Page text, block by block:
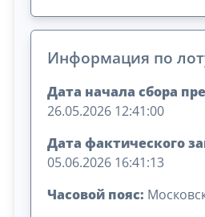
Информация по
Дата начала сбора
26.05.2026 12:41:00
Дата фактического
05.06.2026 16:41:13
Часовой пояс: